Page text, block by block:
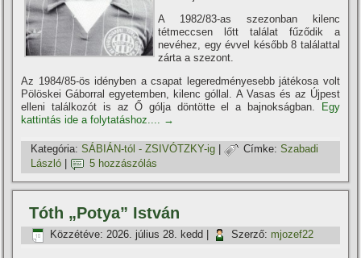
A 1982/83-as szezonban kilenc
tétmeccsen lőtt találat fűződik a
nevéhez, egy évvel később 8 találattal
zárta a szezont.
Az 1984/85-ös idényben a csapat legeredményesebb játékosa volt
Pölöskei Gáborral egyetemben, kilenc góllal. A Vasas és az Újpest
elleni találkozót is az Ő gólja döntötte el a bajnokságban.
Egy
kattintás ide a folytatáshoz.... →
Kategória: SÁBIÁN-tól - ZSIVÓTZKY-ig | Címke: Szabadi
László
5 hozzászólás
Tóth „Potya” István
Közzétéve: 2026. július 28. kedd Szerző: mjozef22